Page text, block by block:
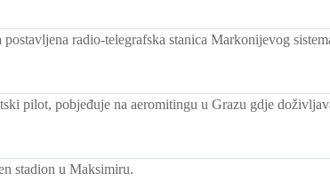
radio-telegrafska stanica Markonijevog
pilot, pobjeđuje na aeromitingu u Grazu gdje
stadion u Maksimiru.